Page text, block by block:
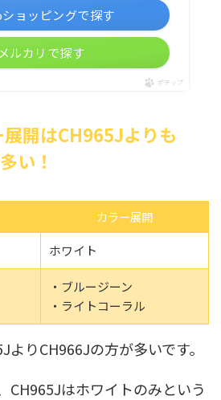
ョッピングで探す
メルカリで探す
ポチップ
開はCH965Jよりも
い！
カラー展開
ホワイト
・ブルージーン
・ライトコーラル
よりCH966Jの方が多いです。
CH965Jはホワイトのみという